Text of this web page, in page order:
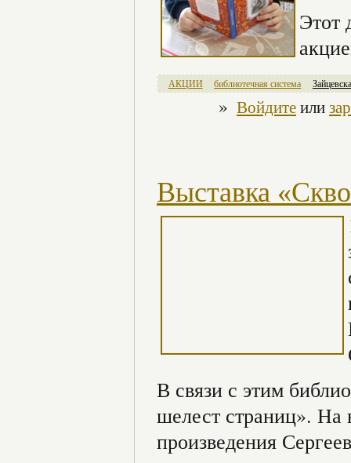
Этот
АКЦИИ библиотечная система
» Войдитеили
Выставка
В связи с этим
шелест страниц». На
произведения